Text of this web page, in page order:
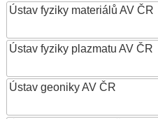
Ústav fyziky materiálů AV ČR
Ústav fyziky plazmatu AV ČR
Ústav geoniky AV ČR